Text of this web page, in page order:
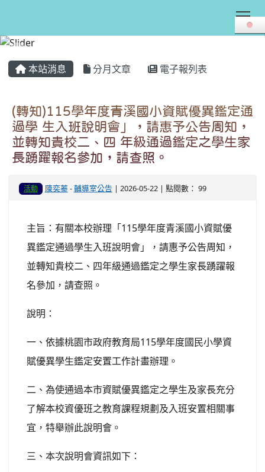
本站消息 分月文章 電子報列表
(轉知)115學年度青溪國小資賦優異鑑定通
過學 生入班說明會」，請惠予公告周知，
並轉知貴校二、四 年級通過鑑定之學生家
長踴躍報名參加，請查照。
活動 陳奕蓁-輔導室公告 | 2026-05-22 | 點閱數： 99
主旨：有關本校辦理「115學年度青溪國小資賦優
異鑑定通過學生入班說明會」，請惠予公告周知，
並轉知貴校二、四年級通過鑑定之學生家長踴躍報
名參加，請查照。
說明：
一、依據桃園市政府教育局115學年度國民小學資
賦優異學生鑑定安置工作計畫辦理。
二、為使通過本市資賦優異鑑定之學生及家長充分
了解本校資優班之教育課程規劃及入班安置相關事
宜，特舉辦此說明會。
三、本次說明會資訊如下：